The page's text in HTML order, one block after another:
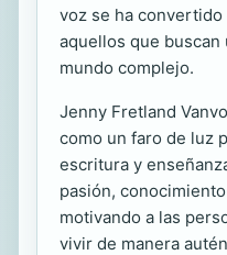
voz se ha
aquellos que
mundo complejo.
Jenny Fretland
como un faro de luz
escritura y
pasión,
motivando a las
vivir de manera